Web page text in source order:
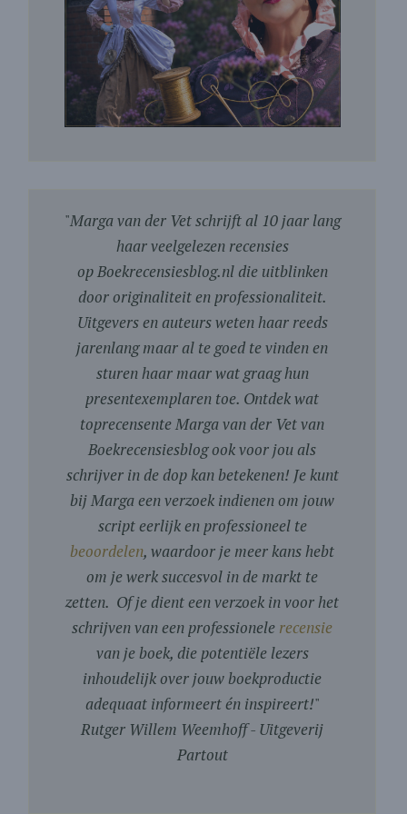
"Marga van der Vet schrijft al 10 jaar lang
haar veelgelezen recensies
op Boekrecensiesblog.nl die uitblinken
door originaliteit en professionaliteit.
Uitgevers en auteurs weten haar reeds
jarenlang maar al te goed te vinden en
sturen haar maar wat graag hun
presentexemplaren toe. Ontdek wat
toprecensente Marga van der Vet van
Boekrecensiesblog ook voor jou als
schrijver in de dop kan betekenen! Je kunt
bij Marga een verzoek indienen om jouw
script eerlijk en professioneel te
beoordelen, waardoor je meer kans hebt
om je werk succesvol in de markt te
zetten. Of je dient een verzoek in voor het
schrijven van een professionele recensie
van je boek, die potentiële lezers
inhoudelijk over jouw boekproductie
adequaat informeert én inspireert!"
Rutger Willem Weemhoff - Uitgeverij
Partout